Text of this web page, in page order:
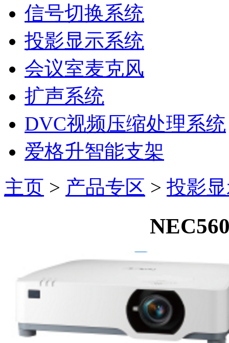
信号切换系统
投影显示系统
会议室麦克风
扩声系统
DVC视频压缩处理系统
爱格升智能支架
主页 > 产品专区 > 投影